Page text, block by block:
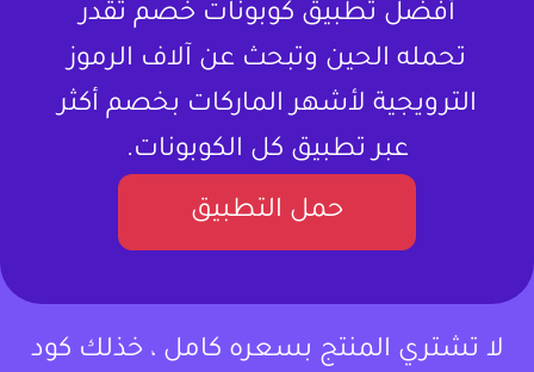
أفضل تطبيق كوبونات خصم تقدر
تحمله الحين وتبحث عن آلاف الرموز
الترويجية لأشهر الماركات بخصم أكثر
عبر تطبيق كل الكوبونات.
حمل التطبيق
لا تشتري المنتج بسعره كامل ، خذلك كود